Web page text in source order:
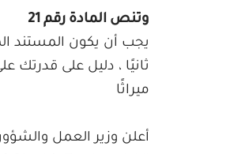
وتنص المادة رقم 21
يجب أن يكون المستند
ثانيًا ، دليل على قدرتك
ميراثًا